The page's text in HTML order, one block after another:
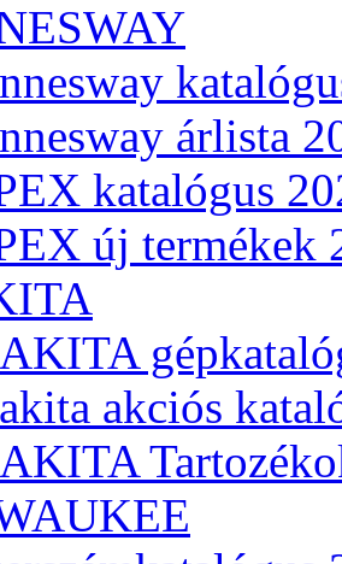
árlista
katalógus
új termékek
akciós